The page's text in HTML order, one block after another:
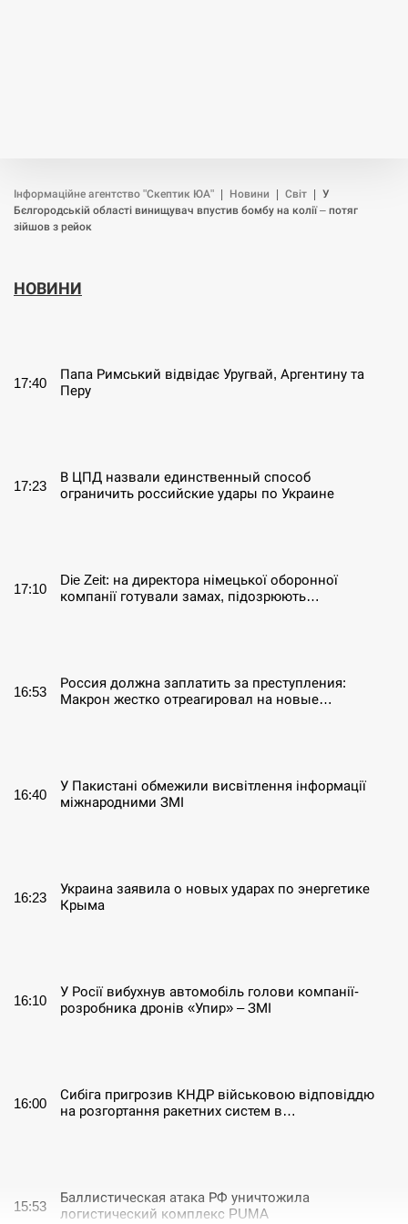
Інформаційне агентство "Скептик ЮА" Новини Світ
У
Бєлгородській області винищувач впустив бомбу на колії – потяг
зійшов з рейок
НОВИНИ
17:40
Папа Римський відвідає Уругвай, Аргентину та
Перу
17:23
В ЦПД назвали единственный способ
ограничить российские удары по Украине
17:10
Die Zeit: на директора німецької оборонної
компанії готували замах, підозрюють…
16:53
Россия должна заплатить за преступления:
Макрон жестко отреагировал на новые…
16:40
У Пакистані обмежили висвітлення інформації
міжнародними ЗМІ
16:23
Украина заявила о новых ударах по энергетике
Крыма
16:10
У Росії вибухнув автомобіль голови компанії-
розробника дронів «Упир» – ЗМІ
16:00
Сибіга пригрозив КНДР військовою відповіддю
на розгортання ракетних систем в…
15:53
Баллистическая атака РФ уничтожила
логистический комплекс PUMA